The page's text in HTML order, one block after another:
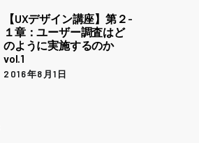
【UXデザイン講座】第２-
１章：ユーザー調査はど
のように実施するのか
vol.1
2016年8月1日